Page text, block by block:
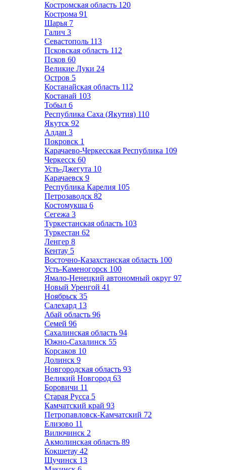
Костромская область 120
Кострома 91
Шарья 7
Галич 3
Севастополь 113
Псковская область 112
Псков 60
Великие Луки 24
Остров 5
Костанайская область 112
Костанай 103
Тобыл 6
Республика Саха (Якутия) 110
Якутск 92
Алдан 3
Покровск 1
Карачаево-Черкесская Республика 109
Черкесск 60
Усть-Джегута 10
Карачаевск 9
Республика Карелия 105
Петрозаводск 82
Костомукша 6
Сегежа 3
Туркестанская область 103
Туркестан 62
Ленгер 8
Кентау 5
Восточно-Казахстанская область 100
Усть-Каменогорск 100
Ямало-Ненецкий автономный округ 97
Новый Уренгой 41
Ноябрьск 35
Салехард 13
Абай область 96
Семей 96
Сахалинская область 94
Южно-Сахалинск 55
Корсаков 10
Долинск 9
Новгородская область 93
Великий Новгород 63
Боровичи 11
Старая Русса 5
Камчатский край 93
Петропавловск-Камчатский 72
Елизово 11
Вилючинск 2
Акмолинская область 89
Кокшетау 42
Щучинск 13